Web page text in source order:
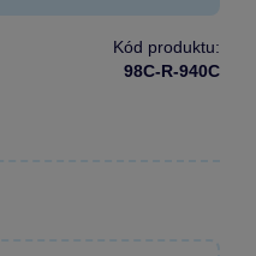
Kód produktu:
98C-R-940C